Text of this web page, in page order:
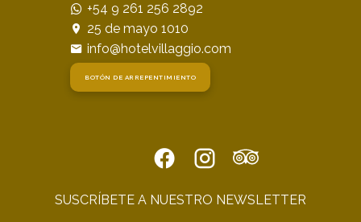
+54 9 261 256 2892
25 de mayo 1010
info@hotelvillaggio.com
BOTÓN DE ARREPENTIMIENTO
SUSCRÍBETE A NUESTRO NEWSLETTER